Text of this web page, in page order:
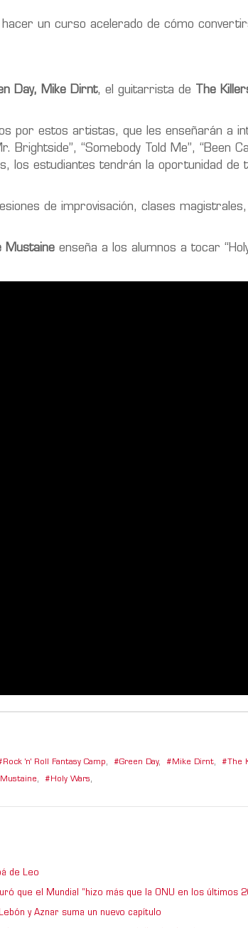
un curso acelerado de cómo
Day, Mike Dirnt, el guitarrista de
The
por estos artistas, que les enseñarán a
Brightside”, “Somebody Told Me”, “Been
los estudiantes tendrán la oportunidad de
de improvisación, clases
Mustaine enseña a los alumnos a tocar
Rock 'n' Roll Fantasy Camp, Green Day, Mike Dirnt, The
Mustaine, Holy Wars,
de Leo
que el Mundial “hizo más que la ONU en los últimos
y Aznar suma un nuevo capítulo